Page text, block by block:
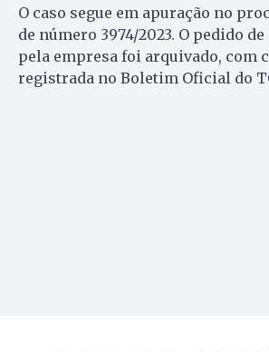
O caso segue em apuração no
de número 3974/2023. O pedido
pela empresa foi arquivado, com
registrada no Boletim Oficial do